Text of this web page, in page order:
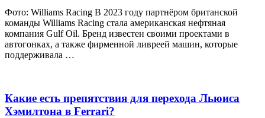
Фото: Williams Racing В 2023 году партнёром британской
команды Williams Racing стала американская нефтяная
компания Gulf Oil. Бренд известен своими проектами в
автогонках, а также фирменной ливреей машин, которые
поддерживала …
Какие есть препятствия для перехода Льюиса
Хэмилтона в Ferrari?